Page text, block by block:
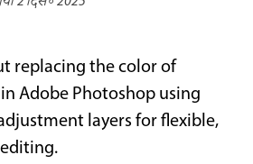
replacing the color of
Adobe Photoshop using
layers for flexible,